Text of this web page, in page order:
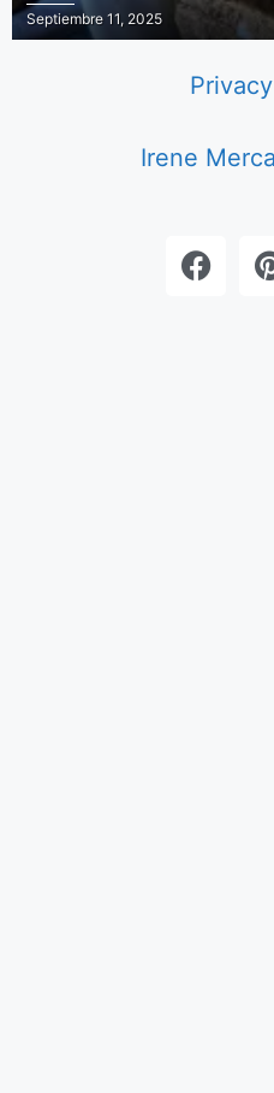
Septiembre 11, 2025
Irene